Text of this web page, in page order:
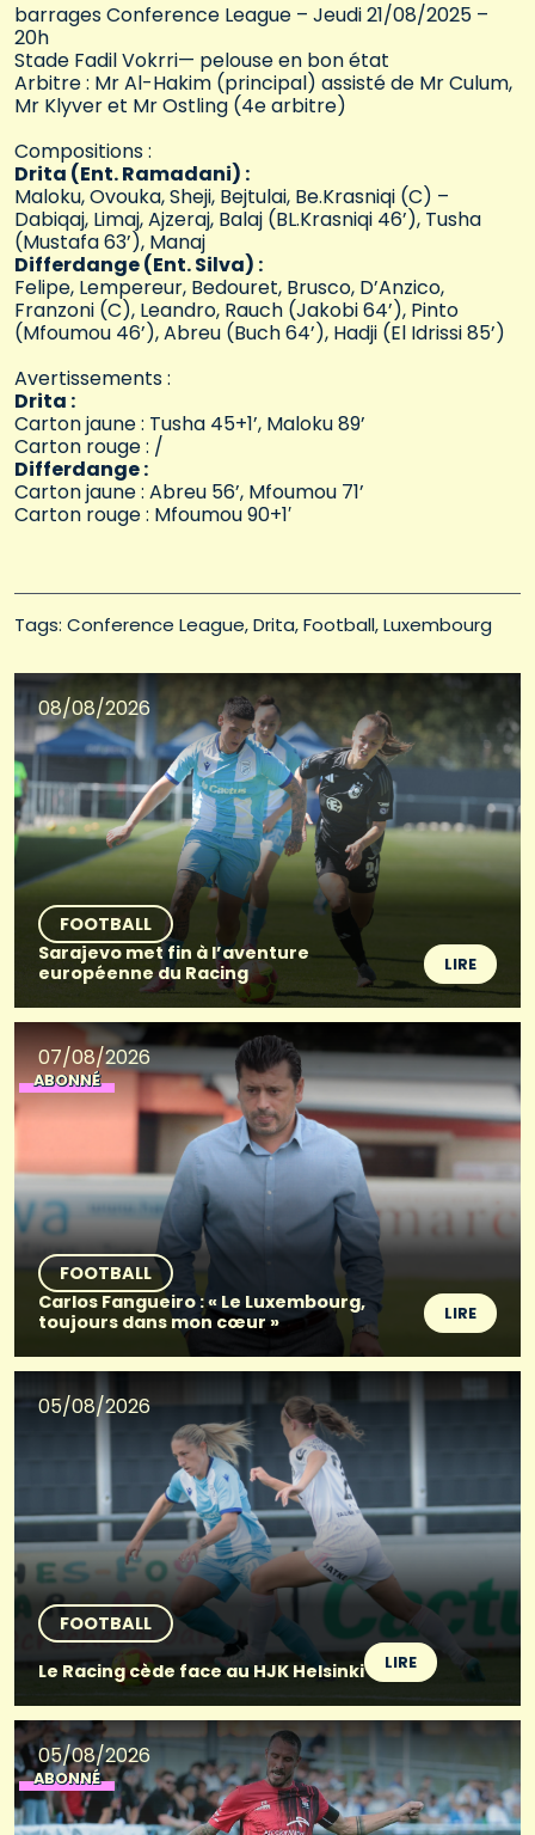
barrages Conference League – Jeudi 21/08/2025 –
20h
Stade Fadil Vokrri— pelouse en bon état
Arbitre : Mr Al-Hakim (principal) assisté de Mr Culum,
Mr Klyver et Mr Ostling (4e arbitre)
Compositions :
Drita (Ent. Ramadani) :
Maloku, Ovouka, Sheji, Bejtulai, Be.Krasniqi (C) –
Dabiqaj, Limaj, Ajzeraj, Balaj (BL.Krasniqi 46’), Tusha
(Mustafa 63’), Manaj
Differdange (Ent. Silva) :
Felipe, Lempereur, Bedouret, Brusco, D’Anzico,
Franzoni (C), Leandro, Rauch (Jakobi 64’), Pinto
(Mfoumou 46’), Abreu (Buch 64’), Hadji (El Idrissi 85’)
Avertissements :
Drita :
Carton jaune : Tusha 45+1’, Maloku 89’
Carton rouge : /
Differdange :
Carton jaune : Abreu 56’, Mfoumou 71’
Carton rouge : Mfoumou 90+1′
Tags: Conference League Drita Football Luxembourg
08/08/2026
FOOTBALL
Sarajevo met fin à l’aventure
européenne du Racing
LIRE
07/08/2026
ABONNÉ
FOOTBALL
Carlos Fangueiro : « Le Luxembourg,
toujours dans mon cœur »
LIRE
05/08/2026
FOOTBALL
Le Racing cède face au HJK Helsinki
LIRE
05/08/2026
ABONNÉ